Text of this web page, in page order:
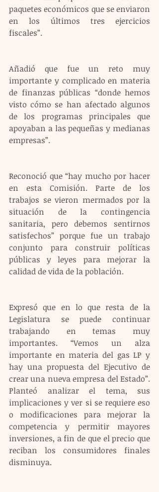
paquetes económicos que se enviaron
en los últimos tres ejercicios
fiscales”.
Añadió que fue un reto muy
importante y complicado en materia
de finanzas públicas “donde hemos
visto cómo se han afectado algunos
de los programas principales que
apoyaban a las pequeñas y medianas
empresas”.
Reconoció que “hay mucho por hacer
en esta Comisión. Parte de los
trabajos se vieron mermados por la
situación de la contingencia
sanitaria, pero debemos sentirnos
satisfechos” porque fue un trabajo
conjunto para construir políticas
públicas y leyes para mejorar la
calidad de vida de la población.
Expresó que en lo que resta de la
Legislatura se puede continuar
trabajando en temas muy
importantes. “Vemos un alza
importante en materia del gas LP y
hay una propuesta del Ejecutivo de
crear una nueva empresa del Estado”.
Planteó analizar el tema, sus
implicaciones y ver si se requiere eso
o modificaciones para mejorar la
competencia y permitir mayores
inversiones, a fin de que el precio que
reciban los consumidores finales
disminuya.